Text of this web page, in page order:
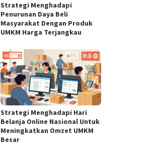
Strategi Menghadapi
Penurunan Daya Beli
Masyarakat Dengan Produk
UMKM Harga Terjangkau
Strategi Menghadapi Hari
Belanja Online Nasional Untuk
Meningkatkan Omzet UMKM
Besar